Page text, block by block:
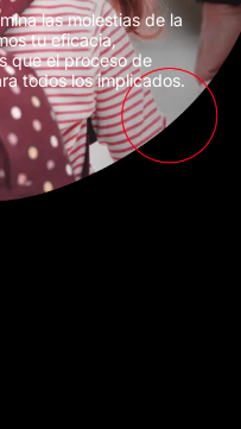
las molestias de la
tu eficacia,
que el proceso de
todos los implicados.